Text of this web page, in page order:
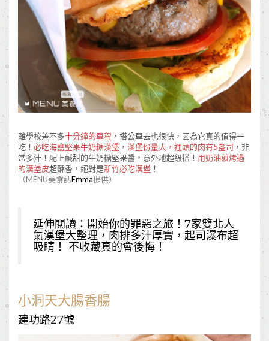
離學校差不多十分鐘的車程 ，搭公車去也很快，因為它真的值得一
吃！ 必吃海鹽堅果牛奶糖漢堡 ， 漢堡份量大，裡頭的肉有5盎司 ，非
常多汁！配上鹹甜的牛奶糖堅果醬，意外地超級搭！ 用奶油煎烤過
的漢堡皮超酥香，絕對是新竹必吃漢堡 ！
（MENU美食誌Emma提供）
延伸閱讀： 開始你的罪惡之旅！7家雙北人
氣漢堡大整理，肉排多汁厚實，起司瀑布超
吸睛！ 不收藏真的會後悔！
小洞天大腸香腸
建功路27號